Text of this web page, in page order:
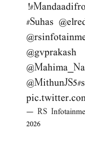
!
#Suhas
@gvprakash
@MithunJS5
— RS
2026